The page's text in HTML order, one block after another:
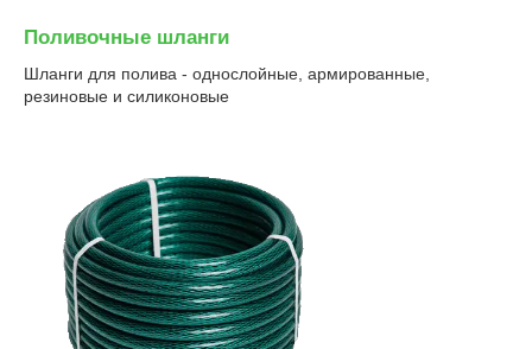
Поливочные шланги
Шланги для полива - однослойные, армированные,
резиновые и силиконовые